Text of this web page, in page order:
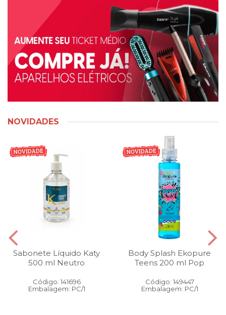
NOVIDADES
Sabonete Líquido Katy
500 ml Neutro
Código: 141696
Embalagem: PC/1
Body Splash Ekopure
Teens 200 ml Pop
Código: 149447
Embalagem: PC/1